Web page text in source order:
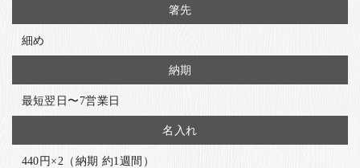
箸先
細め
納期
最短翌日〜7営業日
名入れ
440円×2（納期 約1週間）